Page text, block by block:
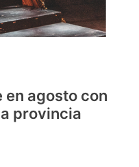
en agosto con
provincia